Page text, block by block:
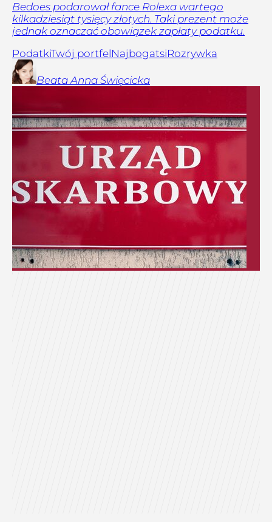
Bedoes podarował fance Rolexa wartego
kilkadziesiąt tysięcy złotych. Taki prezent może
jednak oznaczać obowiązek zapłaty podatku.
PodatkiTwój portfelNajbogatsiRozrywka
Beata Anna Święcicka